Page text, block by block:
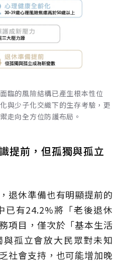
臨的風險結構已產生根本性位
與少子化交織下的生存考驗，更
走向全方位防護布局。
提前，但孤獨與孤立
退休準備也有明顯提前的
已有24.2%將「老後退休
項目，僅次於「基本生活
孤立會放大民眾對未知
社會支持，也可能增加晚